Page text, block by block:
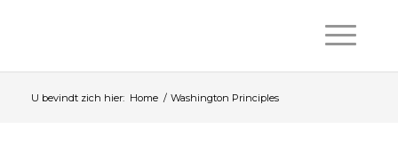
U bevindt zich hier: Home / Washington Principles